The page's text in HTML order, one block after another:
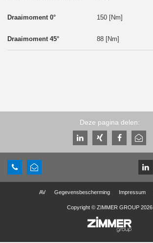
150 [Nm]
88 [Nm]
Deze pagina delen:
AV Gegevensbescherming Impressum
Copyright © ZIMMER GROUP 2026